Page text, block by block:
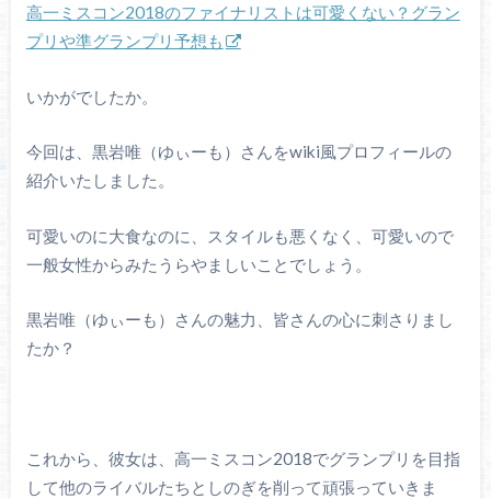
高一ミスコン2018のファイナリストは可愛くない？グラン
プリや準グランプリ予想も
いかがでしたか。
今回は、黒岩唯（ゆぃーも）さんをwiki風プロフィールの
紹介いたしました。
可愛いのに大食なのに、スタイルも悪くなく、可愛いので
一般女性からみたうらやましいことでしょう。
黒岩唯（ゆぃーも）さんの魅力、皆さんの心に刺さりまし
たか？
これから、彼女は、高一ミスコン2018でグランプリを目指
して他のライバルたちとしのぎを削って頑張っていきま